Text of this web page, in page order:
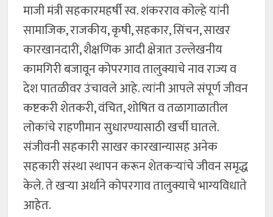
माजी मंत्री सहकारमहर्षी स्व. शंकरराव कोल्हे यांनी
सामाजिक, राजकीय, कृषी, सहकार, सिंचन, साखर
कारखानदारी, शैक्षणिक आदी क्षेत्रात उल्लेखनीय
कामगिरी बजावून कोपरगाव तालुक्याचे नाव राज्य व
देश पातळीवर उंचावले आहे. त्यांनी आपले संपूर्ण जीवन
कष्टकरी शेतकरी, वंचित, शोषित व तळागाळातील
लोकांचे राहणीमान सुधारण्यासाठी खर्ची घातले.
संजीवनी सहकारी साखर कारखान्यासह अनेक
सहकारी संस्था स्थापन करून शेतकऱ्यांचे जीवन समृद्ध
केले. ते खऱ्या अर्थाने कोपरगाव तालुक्याचे भाग्यविधाते
आहेत.